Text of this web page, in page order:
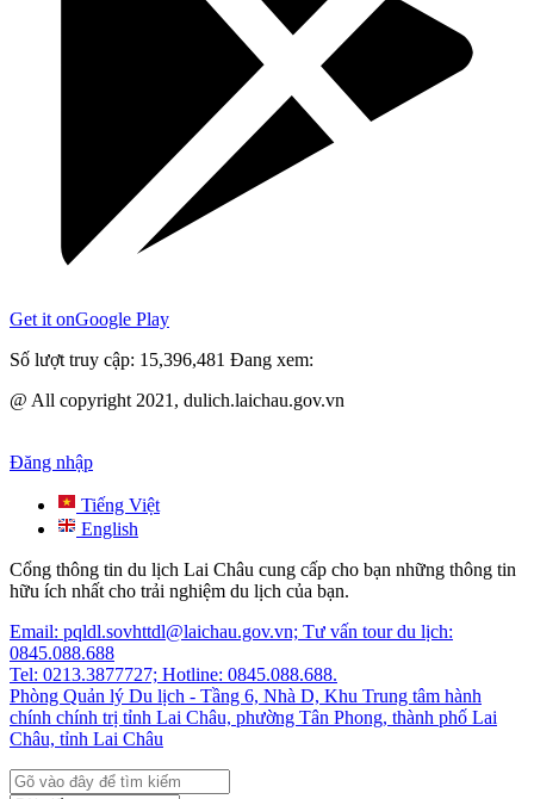
Get it onGoogle Play
Số lượt truy cập: 15,396,481 Đang xem:
@ All copyright 2021, dulich.laichau.gov.vn
Đăng nhập
Tiếng Việt
English
Cổng thông tin du lịch Lai Châu cung cấp cho bạn những thông tin
hữu ích nhất cho trải nghiệm du lịch của bạn.
Email: pqldl.sovhttdl@laichau.gov.vn; Tư vấn tour du lịch:
0845.088.688
Tel: 0213.3877727; Hotline: 0845.088.688.
Phòng Quản lý Du lịch - Tầng 6, Nhà D, Khu Trung tâm hành
chính chính trị tỉnh Lai Châu, phường Tân Phong, thành phố Lai
Châu, tỉnh Lai Châu